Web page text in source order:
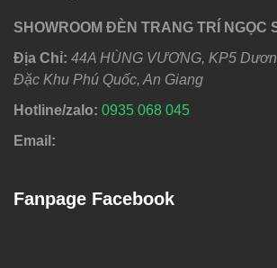
SHOWROOM ĐÈN TRANG TRÍ NGỌC
Địa Chỉ: 44A HÙNG VƯƠNG, KP5
Đặc Khu Phú Quốc, An Giang
Hotline/zalo: 0935 068 045
Email:
Fanpage Facebook